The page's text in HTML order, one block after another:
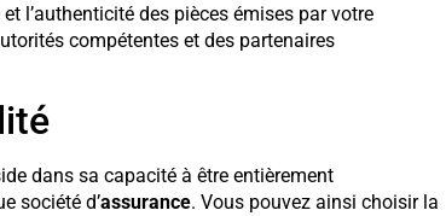
l’authenticité des pièces émises par votre
compétentes et des partenaires
dans sa capacité à être entièrement
société d’assurance. Vous pouvez ainsi choisir la